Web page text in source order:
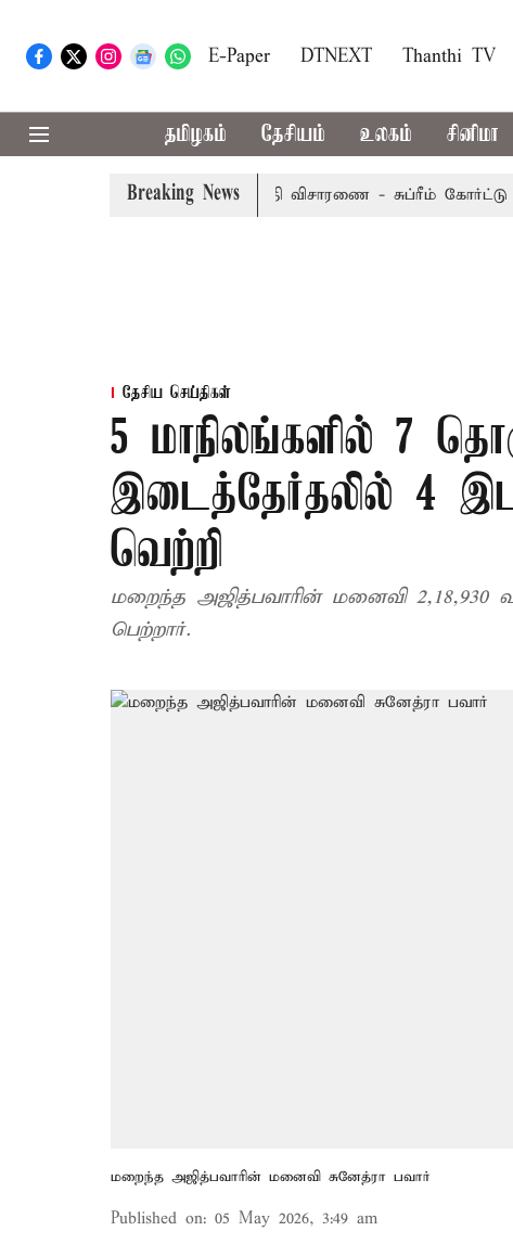
E-Paper DTNEXT Thanthi TV
தமிழகம் தேசியம் உலகம் சினிமா
Breaking News
மனு வரும் 14-ம் தேதி விசாரணை - சுப்ரீம் கோர்ட்டு
தேசிய செய்திகள்
5 மாநிலங்களில் 7
இடைத்தேர்தலில் 4
வெற்றி
மறைந்த அஜித்பவாரின் மனைவி 2,18,930
பெற்றார்.
மறைந்த அஜித்பவாரின் மனைவி சுனேத்ரா பவார்
Published on: 05 May 2026, 3:49 am